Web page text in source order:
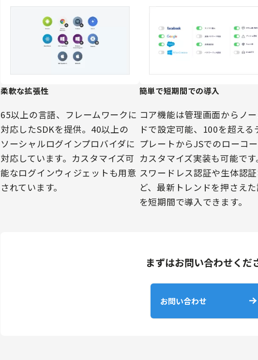
柔軟な拡張性
65以上の言語、フレームワークに
対応したSDKを提供。40以上の
ソーシャルログインプロバイダに
対応しています。カスタマイズ可
能なログインウィジェットも用意
されています。
簡単で短期間での導入
コア機能は管理画面からノ
ドで設定可能、100を超える
プレートからJSでのローコ
カスタマイズ実装も可能です
スワードレス認証や生体認
ど、最新トレンドを押さえ
を短期間で導入できます。
まずはお問い合わせくだ
お問い合わせ